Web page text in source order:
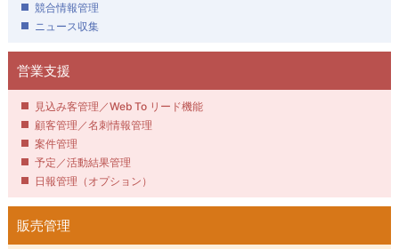
競合情報管理
ニュース収集
営業支援
見込み客管理／Web To リード機能
顧客管理／名刺情報管理
案件管理
予定／活動結果管理
日報管理 （オプション）
販売管理